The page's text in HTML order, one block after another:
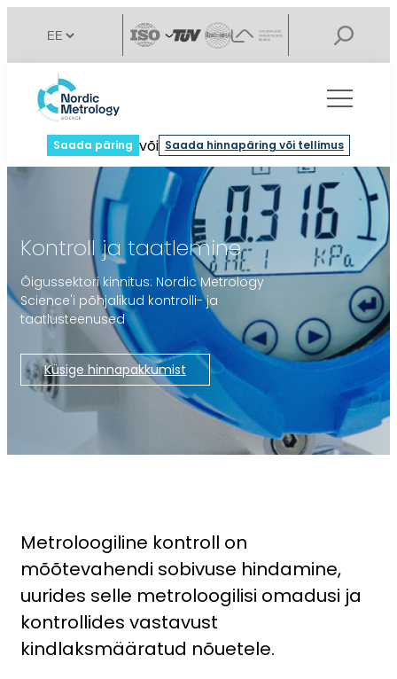
Saada päring või Saada hinnapäring või tellimus
Kontroll ja taatlemine
Õigussektori kinnitus: Nordic Metrology
Science'i põhjalikud kontrolli- ja
taatlusteenused
Küsige hinnapakkumist
Metroloogiline kontroll on
mõõtevahendi sobivuse hindamine,
uurides selle metroloogilisi omadusi ja
kontrollides vastavust
kindlaksmääratud nõuetele.